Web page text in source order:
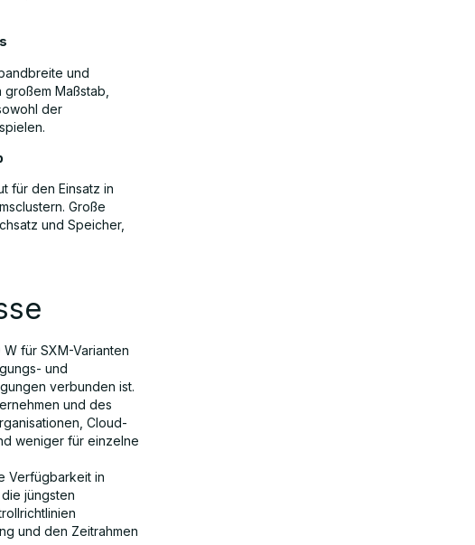
und
Maßstab,
der
für den Einsatz in
Große
und Speicher,
für SXM-Varianten
und
verbunden ist.
und des
Cloud-
weniger für einzelne
Verfügbarkeit in
jüngsten
und den Zeitrahmen